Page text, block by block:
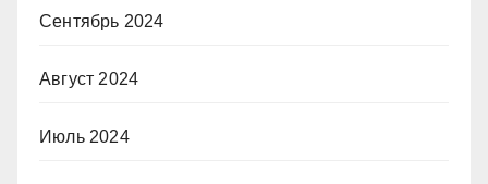
Сентябрь 2024
Август 2024
Июль 2024